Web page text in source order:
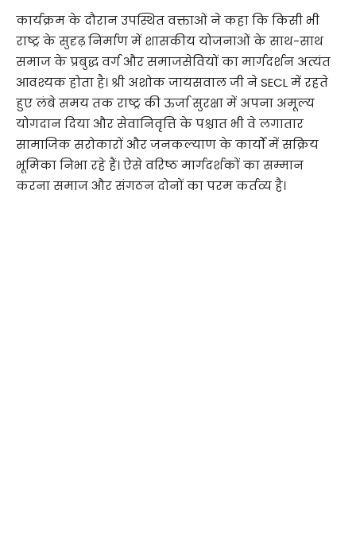
​कार्यक्रम के दौरान उपस्थित वक्ताओं ने कहा कि किसी भी
राष्ट्र के सुदृढ़ निर्माण में शासकीय योजनाओं के साथ-साथ
समाज के प्रबुद्ध वर्ग और समाजसेवियों का मार्गदर्शन अत्यंत
आवश्यक होता है। श्री अशोक जायसवाल जी ने SECL में रहते
हुए लंबे समय तक राष्ट्र की ऊर्जा सुरक्षा में अपना अमूल्य
योगदान दिया और सेवानिवृत्ति के पश्चात भी वे लगातार
सामाजिक सरोकारों और जनकल्याण के कार्यों में सक्रिय
भूमिका निभा रहे हैं। ऐसे वरिष्ठ मार्गदर्शकों का सम्मान
करना समाज और संगठन दोनों का परम कर्तव्य है।